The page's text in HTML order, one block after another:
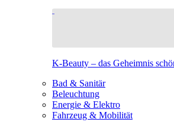
K-Beauty – das Geheimnis
Bad & Sanitär
Beleuchtung
Energie & Elektro
Fahrzeug & Mobilität